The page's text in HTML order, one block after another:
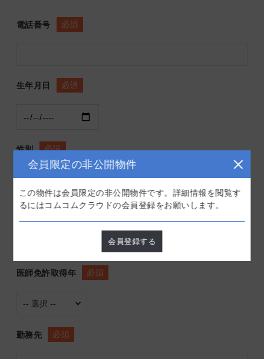
電話番号 必須
生年月日 必須
性別 必須
科目 必須
医師免許取得年 必須
勤務先 必須
会員限定の非公開物件
この物件は会員限定の非公開物件です。詳細情報を閲覧す
るにはコムコムクラウドの会員登録をお願いします。
会員登録する